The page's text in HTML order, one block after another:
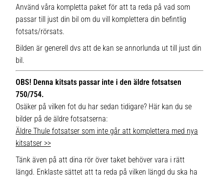
Använd våra kompletta paket för att ta reda på vad som
passar till just din bil om du vill komplettera din befintlig
fotsats/rörsats.
Bilden är generell dvs att de kan se annorlunda ut till just din
bil.
OBS! Denna kitsats passar inte i den äldre fotsatsen
750/754.
Osäker på vilken fot du har sedan tidigare? Här kan du se
bilder på de äldre fotsatserna:
Äldre Thule fotsatser som inte går att komplettera med nya
kitsatser >>
Tänk även på att dina rör över taket behöver vara i rätt
längd. Enklaste sättet att ta reda på vilken längd du ska ha